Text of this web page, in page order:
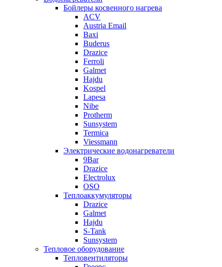
Бойлеры косвенного нагрева
ACV
Austria Email
Baxi
Buderus
Drazice
Ferroli
Galmet
Hajdu
Kospel
Lapesa
Nibe
Protherm
Sunsystem
Termica
Viessmann
Электрические водонагреватели
9Bar
Drazice
Electrolux
OSO
Теплоаккумуляторы
Drazice
Galmet
Hajdu
S-Tank
Sunsystem
Тепловое оборудование
Тепловентиляторы